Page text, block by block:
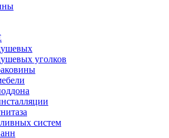
уголков
систем